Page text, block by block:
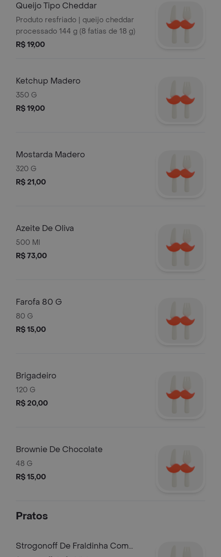
Queijo Tipo Cheddar
Produto resfriado | queijo cheddar
processado 144 g (8 fatias de 18 g)
R$ 19,00
Ketchup Madero
350 G
R$ 19,00
Mostarda Madero
320 G
R$ 21,00
Azeite De Oliva
500 Ml
R$ 73,00
Farofa 80 G
80 G
R$ 15,00
Brigadeiro
120 G
R$ 20,00
Brownie De Chocolate
48 G
R$ 15,00
Pratos
Strogonoff De Fraldinha Com